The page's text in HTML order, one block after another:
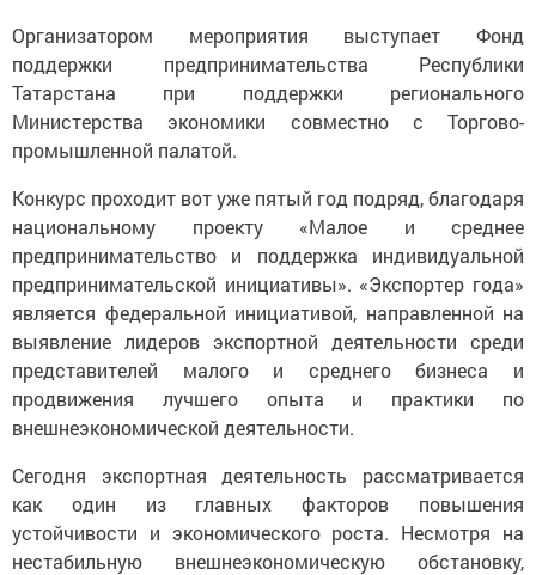
Организатором мероприятия выступает Фонд
поддержки предпринимательства Республики
Татарстана при поддержки регионального
Министерства экономики совместно с Торгово-
промышленной палатой.
Конкурс проходит вот уже пятый год подряд, благодаря
национальному проекту «Малое и среднее
предпринимательство и поддержка индивидуальной
предпринимательской инициативы». «Экспортер года»
является федеральной инициативой, направленной на
выявление лидеров экспортной деятельности среди
представителей малого и среднего бизнеса и
продвижения лучшего опыта и практики по
внешнеэкономической деятельности.
Сегодня экспортная деятельность рассматривается
как один из главных факторов повышения
устойчивости и экономического роста. Несмотря на
нестабильную внешнеэкономическую обстановку,